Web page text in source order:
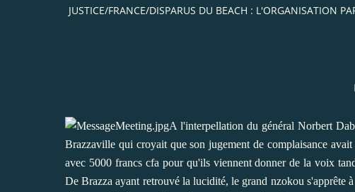
JUSTICE/FRANCE/DISPARUS DU BEACH : L'ORGANISATION
A l'interpellation du général Norbert
Brazzaville qui croyait que son jugement de complaisance
avec 5000 francs cfa pour qu'ils viennent donner de la voix
De Brazza ayant retrouvé la lucidité, le grand nzokou s'apprête